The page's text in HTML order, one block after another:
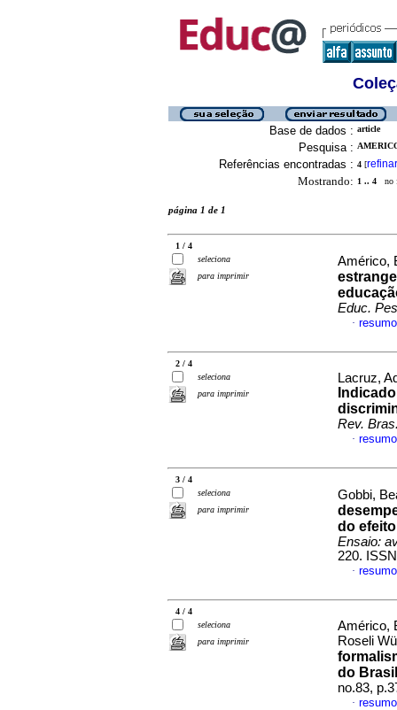
Base de dados : article
Pesquisa :
Referências encontradas : 4 [refinar
Mostrando: 1 .. 4 no
página 1 de 1
1 / 4
seleciona
para imprimir
Américo,
Educ.
·
2 / 4
seleciona
para imprimir
Lacruz,
Rev.
·
3 / 4
seleciona
para imprimir
Gobbi,
do
Ensaio:
220.
·
4 / 4
seleciona
para imprimir
Américo,
Roseli
do Brasil
no.83,
·